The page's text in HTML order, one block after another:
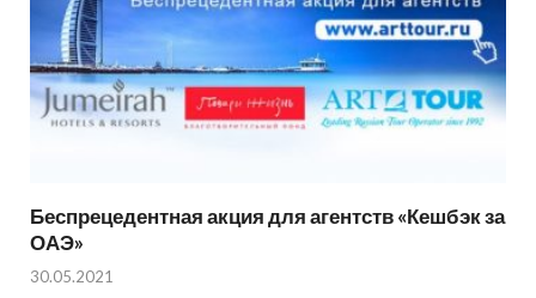
Беспрецедентная акция для агентств «Кешбэк за
ОАЭ»
30.05.2021